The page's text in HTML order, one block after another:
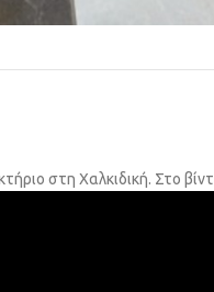
στη Χαλκιδική. Στο